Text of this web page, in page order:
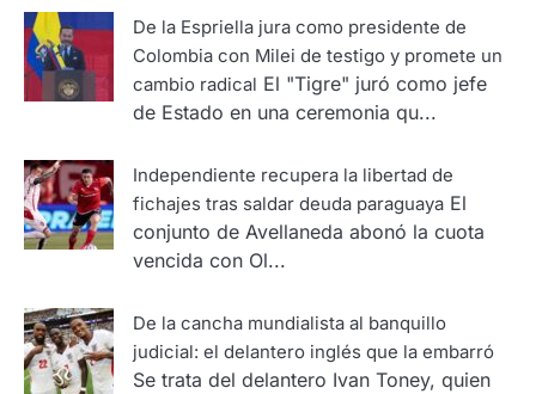
De la Espriella jura como presidente de
Colombia con Milei de testigo y promete un
cambio radical El "Tigre" juró como jefe
de Estado en una ceremonia qu...
Independiente recupera la libertad de
fichajes tras saldar deuda paraguaya El
conjunto de Avellaneda abonó la cuota
vencida con Ol...
De la cancha mundialista al banquillo
judicial: el delantero inglés que la embarró
Se trata del delantero Ivan Toney, quien